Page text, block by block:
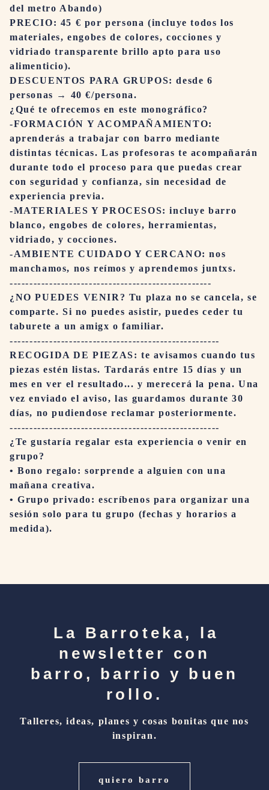
del metro Abando)
PRECIO: 45 € por persona (incluye todos los
materiales, engobes de colores, cocciones y
vidriado transparente brillo apto para uso
alimenticio).
DESCUENTOS PARA GRUPOS: desde 6
personas → 40 €/persona.
¿Qué te ofrecemos en este monográfico?
-FORMACIÓN Y ACOMPAÑAMIENTO:
aprenderás a trabajar con barro mediante
distintas técnicas. Las profesoras te acompañarán
durante todo el proceso para que puedas crear
con seguridad y confianza, sin necesidad de
experiencia previa.
-MATERIALES Y PROCESOS: incluye barro
blanco, engobes de colores, herramientas,
vidriado, y cocciones.
-AMBIENTE CUIDADO Y CERCANO: nos
manchamos, nos reímos y aprendemos juntxs.
---------------------------------------------------
¿NO PUEDES VENIR? Tu plaza no se cancela, se
comparte. Si no puedes asistir, puedes ceder tu
taburete a un amigx o familiar.
-----------------------------------------------------
RECOGIDA DE PIEZAS: te avisamos cuando tus
piezas estén listas. Tardarás entre 15 días y un
mes en ver el resultado... y merecerá la pena. Una
vez enviado el aviso, las guardamos durante 30
días, no pudiendose reclamar posteriormente.
-----------------------------------------------------
¿Te gustaría regalar esta experiencia o venir en
grupo?
• Bono regalo: sorprende a alguien con una
mañana creativa.
• Grupo privado: escríbenos para organizar una
sesión solo para tu grupo (fechas y horarios a
medida).
La Barroteka, la
newsletter con
barro, barrio y buen
rollo.
Talleres, ideas, planes y cosas bonitas que nos
inspiran.
quiero barro